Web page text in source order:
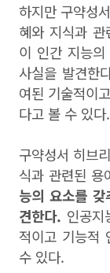
하지만 구약성
혜와 지식과
이 인간 지능
사실을 발견한
여된 기술적이
다고 볼 수 있다.
구약성서 히브
식과 관련된 용
능의 요소를
견한다. 인공
적이고 기능적
수 있다.